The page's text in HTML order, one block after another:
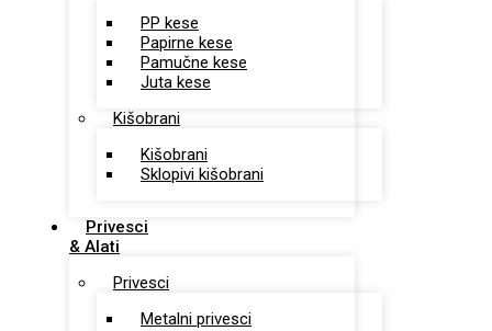
PP kese
Papirne kese
Pamučne kese
Juta kese
Kišobrani
Kišobrani
Sklopivi kišobrani
Privesci
& Alati
Privesci
Metalni privesci